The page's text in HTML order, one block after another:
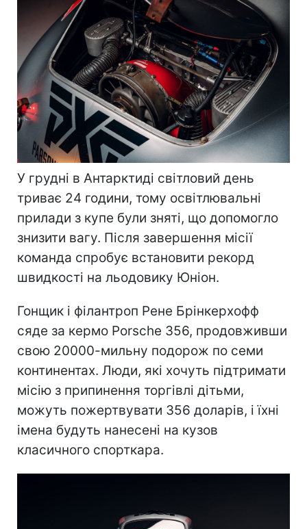
У грудні в Антарктиді світловий день
триває 24 години, тому освітлювальні
прилади з купе були зняті, що допомогло
знизити вагу. Після завершення місії
команда спробує встановити рекорд
швидкості на льодовику Юніон.
Гонщик і філантроп Рене Брінкерхофф
сяде за кермо Porsche 356, продовживши
свою 20000-мильну подорож по семи
континентах. Люди, які хочуть підтримати
місію з припинення торгівлі дітьми,
можуть пожертвувати 356 доларів, і їхні
імена будуть нанесені на кузов
класичного спорткара.